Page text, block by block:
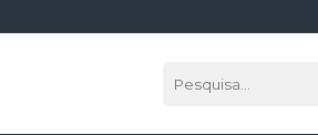
por: